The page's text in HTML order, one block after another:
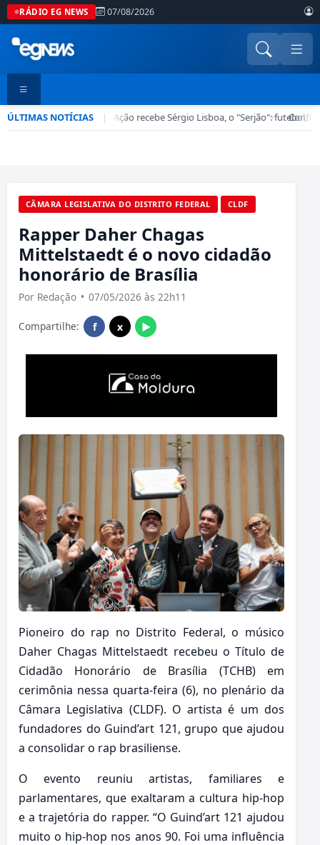
RÁDIO EG NEWS 07/08/2026
ÚLTIMAS NOTÍCIAS |
Esporte em Ação recebe Sérgio Lisboa, o "Serjão": futebol,
• Confira
CÂMARA LEGISLATIVA DO DISTRITO FEDERAL CLDF
Rapper Daher Chagas
Mittelstaedt é o novo cidadão
honorário de Brasília
Por Redação • 07/05/2026 às 22h11
Compartilhe: f x ▶
Pioneiro do rap no Distrito Federal, o músico
Daher Chagas Mittelstaedt recebeu o Título de
Cidadão Honorário de Brasília (TCHB) em
cerimônia nessa quarta-feira (6), no plenário da
Câmara Legislativa (CLDF). O artista é um dos
fundadores do Guind’art 121, grupo que ajudou
a consolidar o rap brasiliense.
O evento reuniu artistas, familiares e
parlamentares, que exaltaram a cultura hip-hop
e a trajetória do rapper. “O Guind’art 121 ajudou
muito o hip-hop nos anos 90. Foi uma influência